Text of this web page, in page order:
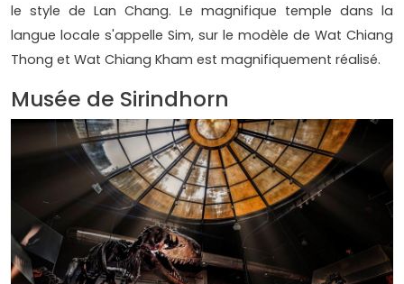
le style de Lan Chang. Le magnifique temple dans la
langue locale s'appelle Sim, sur le modèle de Wat Chiang
Thong et Wat Chiang Kham est magnifiquement réalisé.
Musée de Sirindhorn